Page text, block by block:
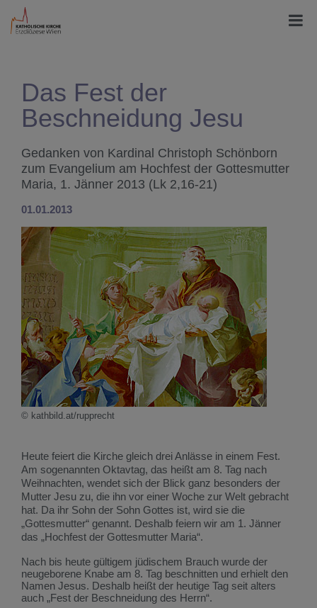
Das Fest der
Beschneidung Jesu
Gedanken von Kardinal Christoph Schönborn
zum Evangelium am Hochfest der Gottesmutter
Maria, 1. Jänner 2013 (Lk 2,16-21)
01.01.2013
© kathbild.at/rupprecht
Heute feiert die Kirche gleich drei Anlässe in einem Fest.
Am sogenannten Oktavtag, das heißt am 8. Tag nach
Weihnachten, wendet sich der Blick ganz besonders der
Mutter Jesu zu, die ihn vor einer Woche zur Welt gebracht
hat. Da ihr Sohn der Sohn Gottes ist, wird sie die
„Gottesmutter“ genannt. Deshalb feiern wir am 1. Jänner
das „Hochfest der Gottesmutter Maria“.
Nach bis heute gültigem jüdischem Brauch wurde der
neugeborene Knabe am 8. Tag beschnitten und erhielt den
Namen Jesus. Deshalb heißt der heutige Tag seit alters
auch „Fest der Beschneidung des Herrn“.